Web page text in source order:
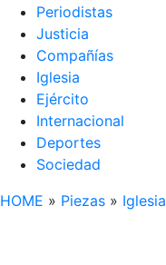
Periodistas
Justicia
Compañías
Iglesia
Ejército
Internacional
Deportes
Sociedad
HOME » Piezas » Iglesia